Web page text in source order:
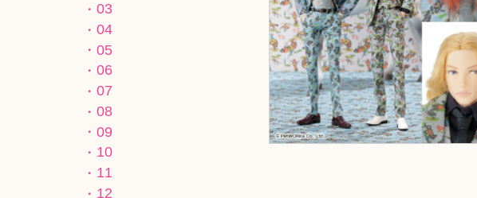
03
04
05
06
07
08
09
10
11
12